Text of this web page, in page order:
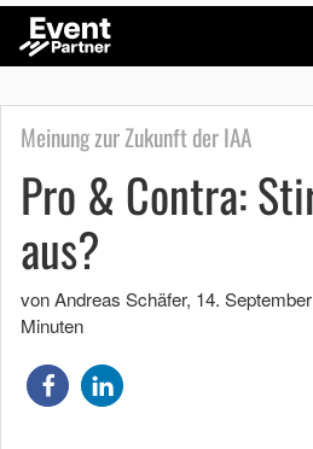
Meinung zur Zukunft der IAA
Pro & Contra:
aus?
von Andreas Schäfer, 14.
Minuten